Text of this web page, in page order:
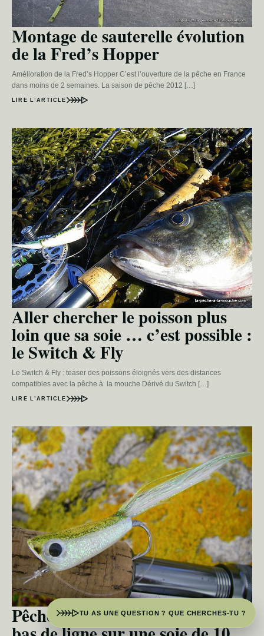
Montage de sauterelle évolution
de la Fred’s Hopper
Amélioration de la Fred’s Hopper C’est l’ouverture de la pêche en France
dans moins de 2 semaines. La saison de pêche 2012 […]
LIRE L’ARTICLE
Aller chercher le poisson plus
loin que sa soie … c’est possible :
le Switch & Fly
Le Switch & Fly : teaser des poissons éloignés vers des distances
compatibles avec la pêche à la mouche Dérivé du Switch […]
LIRE L’ARTICLE
Pêche à la mouche en mer : quel
TU AS UNE QUESTION ? QUE CHERCHES-TU ?